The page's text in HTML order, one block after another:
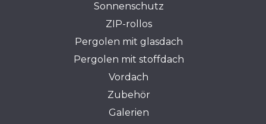
Sonnenschutz
ZIP-rollos
Pergolen mit glasdach
Pergolen mit stoffdach
Vordach
Zubehör
Galerien